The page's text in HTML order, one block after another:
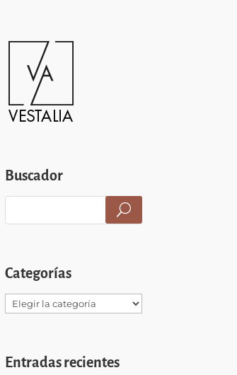
Buscador
Categorías
Categorías
Entradas recientes